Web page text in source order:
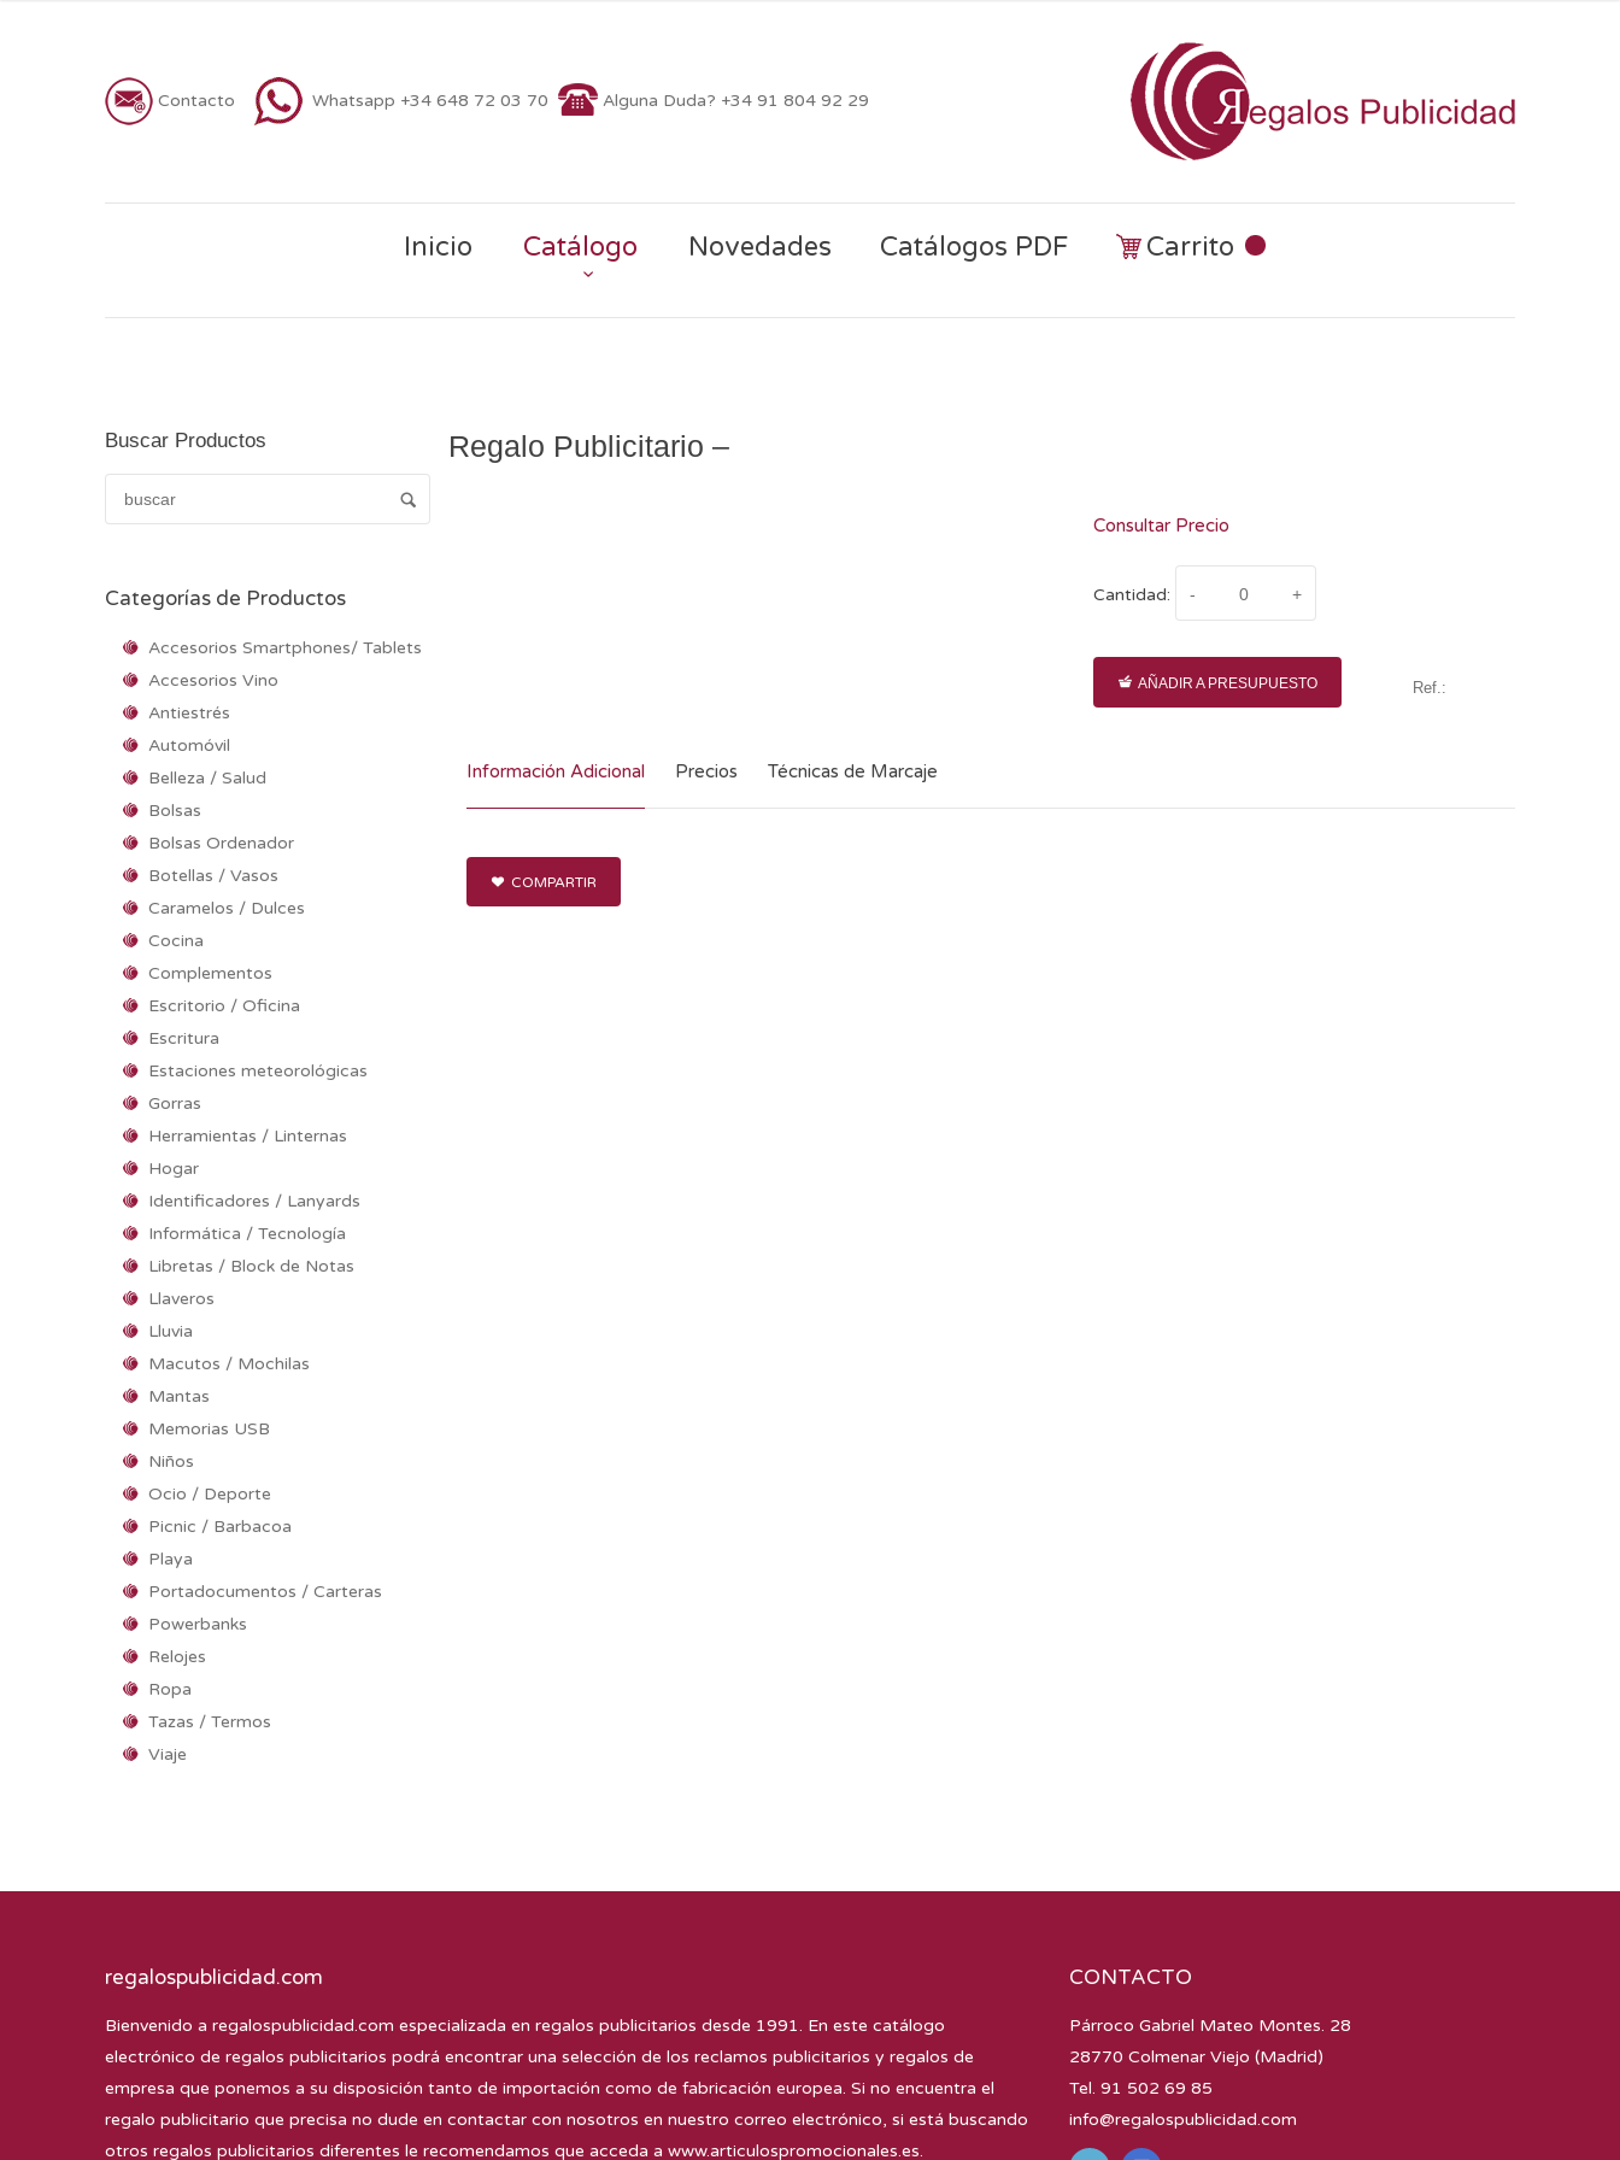
Contacto Whatsapp +34 648 72 03 70 Alguna Duda? +34 91 804 92 29
Inicio Catálogo Novedades Catálogos PDF Carrito
Buscar Productos
Categorías de Productos
Accesorios Smartphones/ Tablets
Accesorios Vino
Antiestrés
Automóvil
Belleza / Salud
Bolsas
Bolsas Ordenador
Botellas / Vasos
Caramelos / Dulces
Cocina
Complementos
Escritorio / Oficina
Escritura
Estaciones meteorológicas
Gorras
Herramientas / Linternas
Hogar
Identificadores / Lanyards
Informática / Tecnología
Libretas / Block de Notas
Llaveros
Lluvia
Macutos / Mochilas
Mantas
Memorias USB
Niños
Ocio / Deporte
Picnic / Barbacoa
Playa
Portadocumentos / Carteras
Powerbanks
Relojes
Ropa
Tazas / Termos
Viaje
Regalo Publicitario –
Consultar Precio
Cantidad:
AÑADIR A PRESUPUESTO Ref.:
Información Adicional Precios Técnicas de Marcaje
COMPARTIR
regalospublicidad.com
Bienvenido a regalospublicidad.com especializada en regalos publicitarios desde 1991. En este catálogo
electrónico de regalos publicitarios podrá encontrar una selección de los reclamos publicitarios y regalos de
empresa que ponemos a su disposición tanto de importación como de fabricación europea. Si no encuentra el
regalo publicitario que precisa no dude en contactar con nosotros en nuestro correo electrónico, si está buscando
otros regalos publicitarios diferentes le recomendamos que acceda a www.articulospromocionales.es.
CONTACTO
Párroco Gabriel Mateo Montes. 28
28770 Colmenar Viejo (Madrid)
Tel. 91 502 69 85
info@regalospublicidad.com